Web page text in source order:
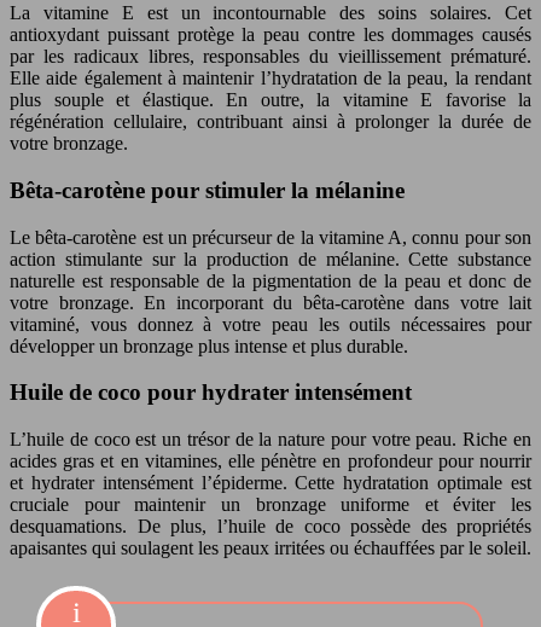
La vitamine E est un incontournable des soins solaires. Cet
antioxydant puissant protège la peau contre les dommages causés
par les radicaux libres, responsables du vieillissement prématuré.
Elle aide également à maintenir l’hydratation de la peau, la rendant
plus souple et élastique. En outre, la vitamine E favorise la
régénération cellulaire, contribuant ainsi à prolonger la durée de
votre bronzage.
Bêta-carotène pour stimuler la mélanine
Le bêta-carotène est un précurseur de la vitamine A, connu pour son
action stimulante sur la production de mélanine. Cette substance
naturelle est responsable de la pigmentation de la peau et donc de
votre bronzage. En incorporant du bêta-carotène dans votre lait
vitaminé, vous donnez à votre peau les outils nécessaires pour
développer un bronzage plus intense et plus durable.
Huile de coco pour hydrater intensément
L’huile de coco est un trésor de la nature pour votre peau. Riche en
acides gras et en vitamines, elle pénètre en profondeur pour nourrir
et hydrater intensément l’épiderme. Cette hydratation optimale est
cruciale pour maintenir un bronzage uniforme et éviter les
desquamations. De plus, l’huile de coco possède des propriétés
apaisantes qui soulagent les peaux irritées ou échauffées par le soleil.